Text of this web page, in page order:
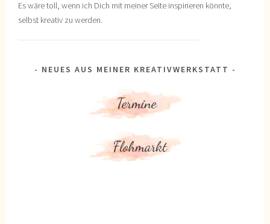
Es wäre toll, wenn ich Dich mit meiner Seite inspirieren könnte,
selbst kreativ zu werden.
NEUES AUS MEINER KREATIVWERKSTATT